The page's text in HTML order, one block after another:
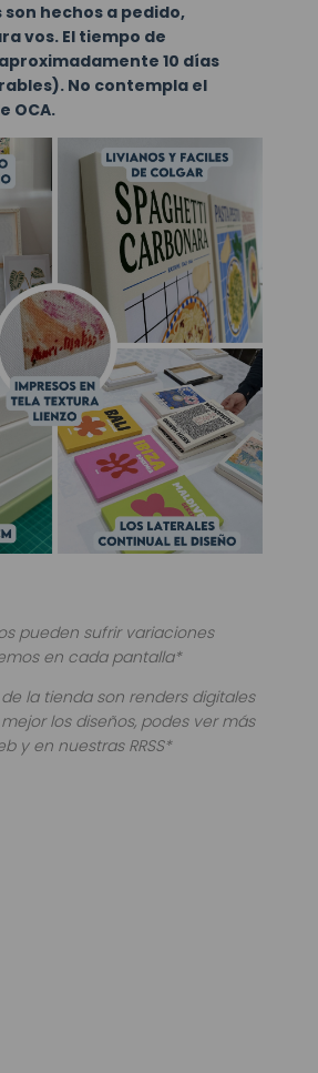
hechos a pedido,
vos. El tiempo de
10 días
No contempla el
OCA.
pueden sufrir variaciones
en cada pantalla*
la tienda son renders digitales
los diseños, podes ver más
y en nuestras RRSS*